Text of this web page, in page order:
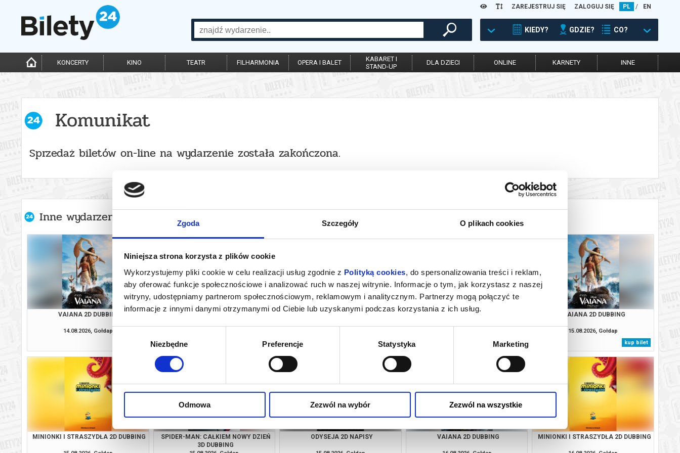
Zgoda Szczegóły O plikach cookies
Niniejsza strona korzysta z plików cookie
Wykorzystujemy pliki cookie w celu realizacji usług zgodnie z Polityką cookies, do spersonalizowania treści i reklam,
aby oferować funkcje społecznościowe i analizować ruch w naszej witrynie. Informacje o tym, jak korzystasz z naszej
witryny, udostępniamy partnerom społecznościowym, reklamowym i analitycznym. Partnerzy mogą połączyć te
informacje z innymi danymi otrzymanymi od Ciebie lub uzyskanymi podczas korzystania z ich usług.
Wybór
Niezbędne Preferencje Statystyka Marketing
Odmowa Zezwól na wybór Zezwól na wszystkie
ZAREJESTRUJ SIĘ ZALOGUJ SIĘ PL / EN
KIEDY? GDZIE? CO?
KONCERTY KINO TEATR FILHARMONIA OPERA I BALET
KABARET I
STAND-UP
DLA DZIECI ONLINE KARNETY INNE
Komunikat
Sprzedaż biletów on-line na wydarzenie została zakończona.
Inne wydarzenia organizatora
VAIANA 2D DUBBING
14.08.2026, Gołdap
MINIONKI I STRASZYDŁA 2D DUBBING
kup bilet
SPIDER-MAN: CAŁKIEM NOWY DZIEŃ
kup bilet
ODYSEJA 2D NAPISY
kup bilet
VAIANA 2D DUBBING
15.08.2026, Gołdap
kup bilet
MINIONKI I STRASZYDŁA 2D DUBBING
SPIDER-MAN: CAŁKIEM NOWY DZIEŃ
3D DUBBING
ODYSEJA 2D NAPISY VAIANA 2D DUBBING MINIONKI I STRASZYDŁA 2D DUBBING